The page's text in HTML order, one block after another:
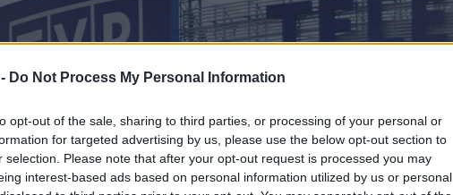
Do Not Process My Personal Information
opt-out of the sale, sharing to third parties, or processing of your personal or
for targeted advertising by us, please use the below opt-out section to
selection. Please note that after your opt-out request is processed you may
interest-based ads based on personal information utilized by us or personal